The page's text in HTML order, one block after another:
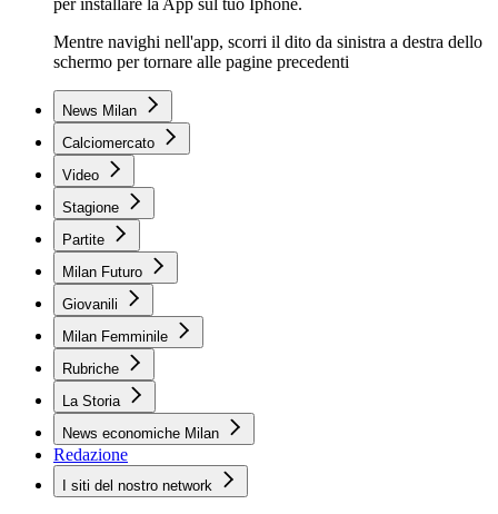
per installare la App sul tuo Iphone.
Mentre navighi nell'app, scorri il dito da sinistra a destra dello
schermo per tornare alle pagine precedenti
News Milan
Calciomercato
Video
Stagione
Partite
Milan Futuro
Giovanili
Milan Femminile
Rubriche
La Storia
News economiche Milan
Redazione
I siti del nostro network